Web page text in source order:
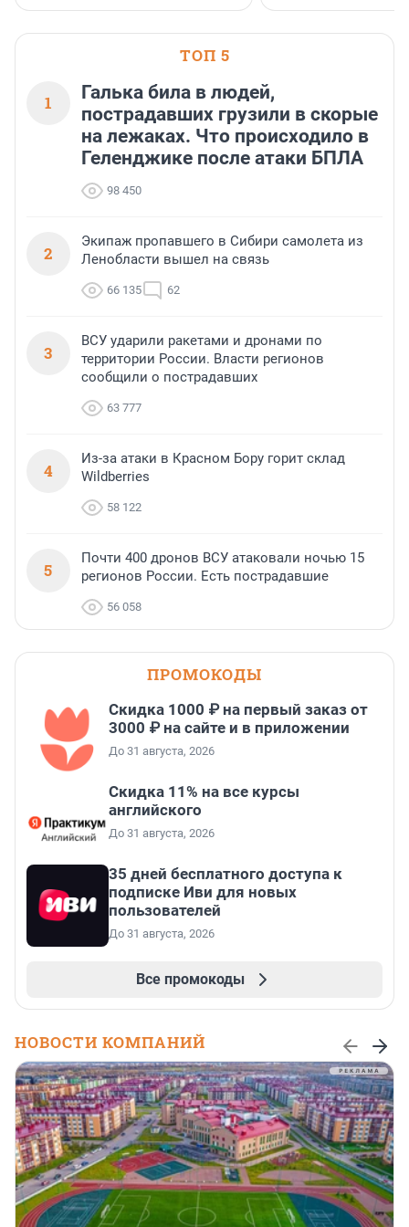
ТОП 5
1
Галька била в людей,
пострадавших грузили в скорые
на лежаках. Что происходило в
Геленджике после атаки БПЛА
98 450
2
Экипаж пропавшего в Сибири самолета из
Ленобласти вышел на связь
66 135 62
3
ВСУ ударили ракетами и дронами по
территории России. Власти регионов
сообщили о пострадавших
63 777
4
Из-за атаки в Красном Бору горит склад
Wildberries
58 122
5
Почти 400 дронов ВСУ атаковали ночью 15
регионов России. Есть пострадавшие
56 058
ПРОМОКОДЫ
Скидка 1000 ₽ на первый заказ от
3000 ₽ на сайте и в приложении
До 31 августа, 2026
Скидка 11% на все курсы
английского
До 31 августа, 2026
35 дней бесплатного доступа к
подписке Иви для новых
пользователей
До 31 августа, 2026
Все промокоды
НОВОСТИ КОМПАНИЙ